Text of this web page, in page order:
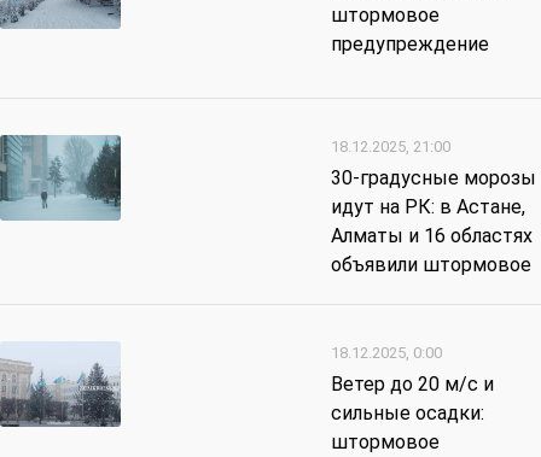
штормовое
предупреждение
18.12.2025, 21:00
30-градусные морозы
идут на РК: в Астане,
Алматы и 16 областях
объявили штормовое
18.12.2025, 0:00
Ветер до 20 м/с и
сильные осадки:
штормовое